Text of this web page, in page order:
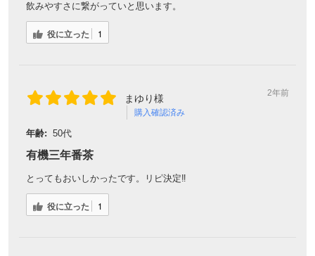
飲みやすさに繋がっていと思います。
役に立った 1
まゆり様
購入確認済み
2年前
年齢: 50代
有機三年番茶
とってもおいしかったです。リピ決定‼️
役に立った 1